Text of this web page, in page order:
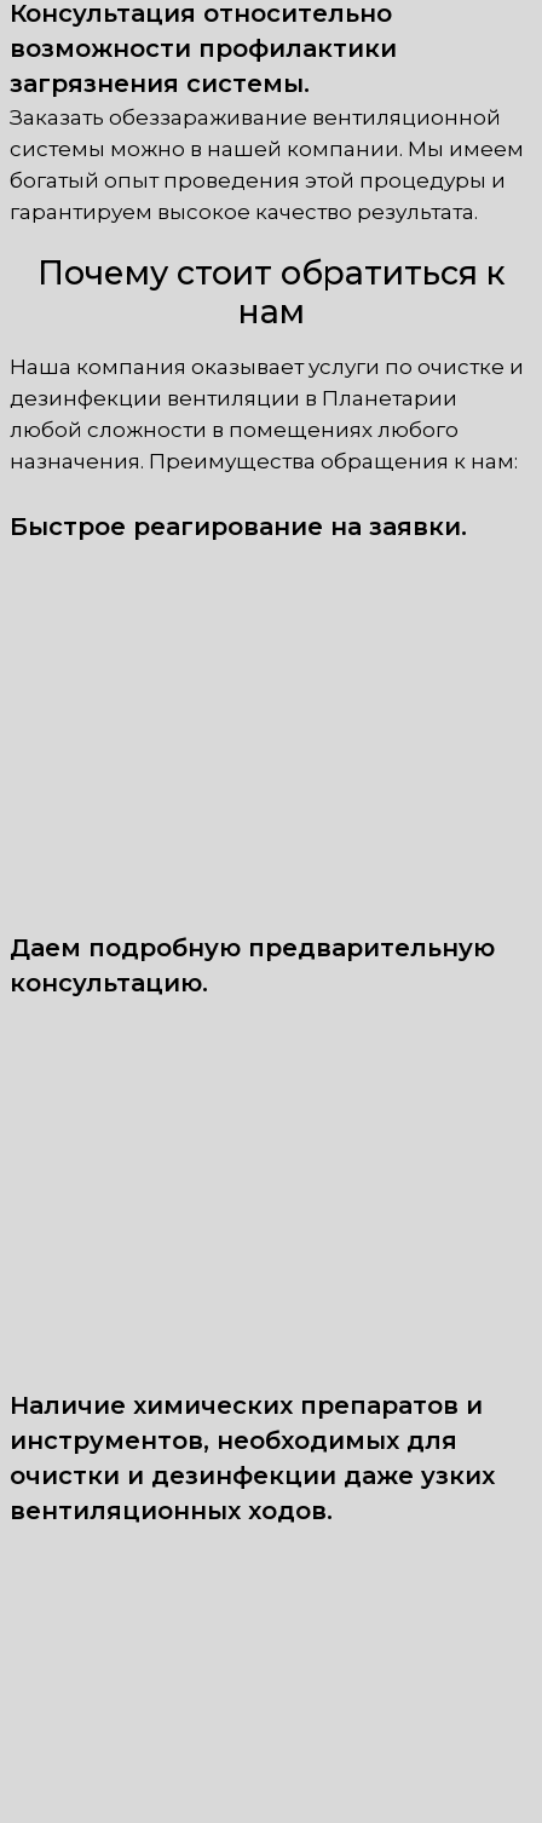
Консультация относительно
возможности профилактики
загрязнения системы.
Заказать обеззараживание вентиляционной
системы можно в нашей компании. Мы имеем
богатый опыт проведения этой процедуры и
гарантируем высокое качество результата.
Почему стоит обратиться к
нам
Наша компания оказывает услуги по очистке и
дезинфекции вентиляции в Планетарии
любой сложности в помещениях любого
назначения. Преимущества обращения к нам:
Быстрое реагирование на заявки.
Даем подробную предварительную
консультацию.
Наличие химических препаратов и
инструментов, необходимых для
очистки и дезинфекции даже узких
вентиляционных ходов.